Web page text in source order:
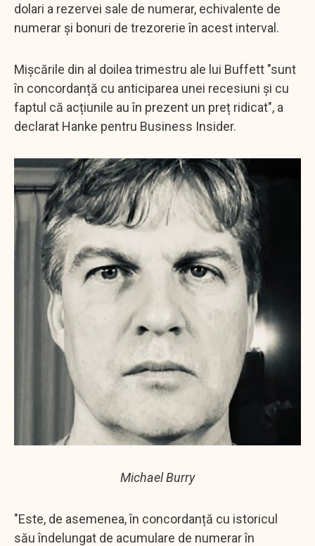
dolari a rezervei sale de numerar, echivalente de
numerar și bonuri de trezorerie în acest interval.
Mișcările din al doilea trimestru ale lui Buffett "sunt
în concordanță cu anticiparea unei recesiuni și cu
faptul că acțiunile au în prezent un preț ridicat", a
declarat Hanke pentru Business Insider.
Michael Burry
"Este, de asemenea, în concordanță cu istoricul
său îndelungat de acumulare de numerar în